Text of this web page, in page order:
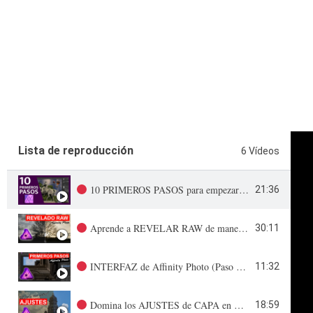
Lista de reproducción 6 Vídeos
10 PRIMEROS PASOS para empezar con Affinity Photo 2022 21:36
Aprende a REVELAR RAW de manera PROFESIONAL | Curso de AFFINITY PHOTO 30:11
INTERFAZ de Affinity Photo (Paso a paso) | Curso de AFFINITY PHOTO 11:32
Domina los AJUSTES de CAPA en Affinity Photo | Curso de AFFINITY PHOTO 18:59